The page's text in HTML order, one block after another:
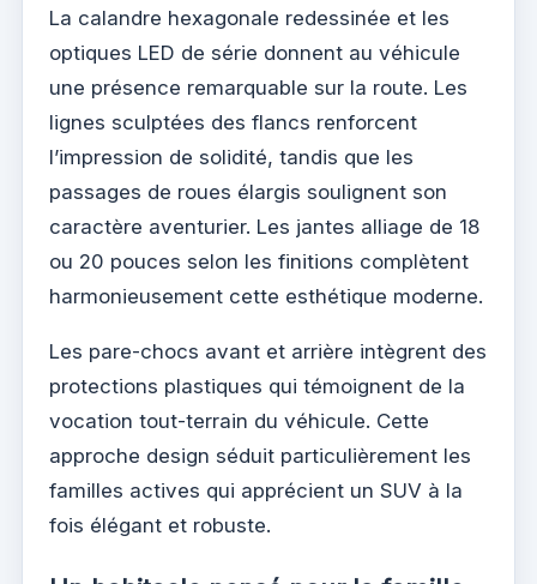
La calandre hexagonale redessinée et les
optiques LED de série donnent au véhicule
une présence remarquable sur la route. Les
lignes sculptées des flancs renforcent
l’impression de solidité, tandis que les
passages de roues élargis soulignent son
caractère aventurier. Les jantes alliage de 18
ou 20 pouces selon les finitions complètent
harmonieusement cette esthétique moderne.
Les pare-chocs avant et arrière intègrent des
protections plastiques qui témoignent de la
vocation tout-terrain du véhicule. Cette
approche design séduit particulièrement les
familles actives qui apprécient un SUV à la
fois élégant et robuste.